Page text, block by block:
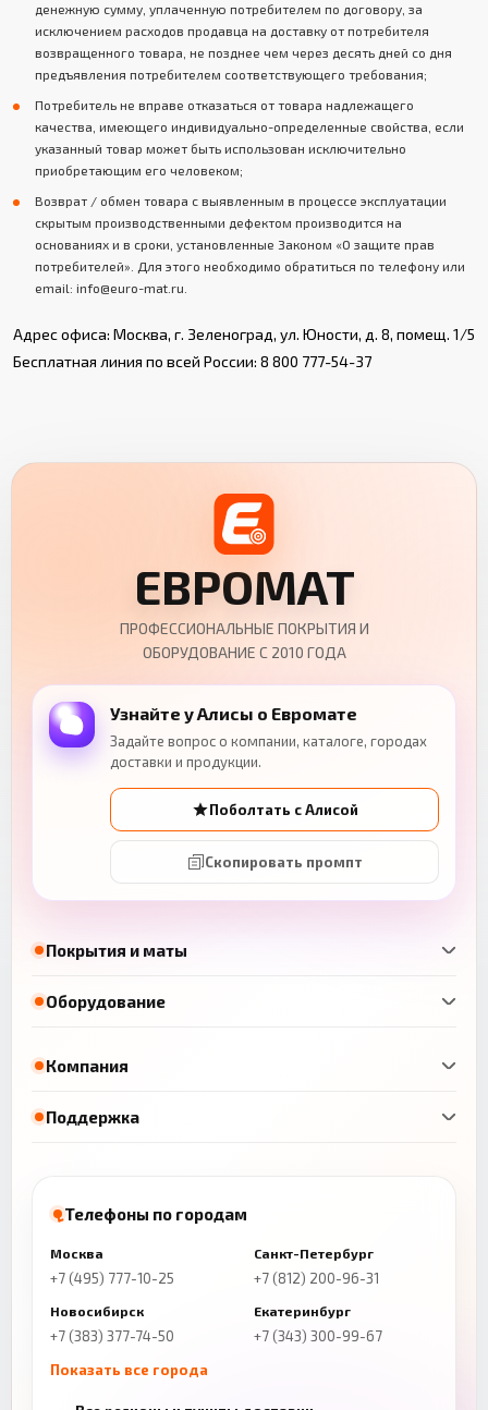
денежную сумму, уплаченную потребителем по договору, за
исключением расходов продавца на доставку от потребителя
возвращенного товара, не позднее чем через десять дней со дня
предъявления потребителем соответствующего требования;
Потребитель не вправе отказаться от товара надлежащего
качества, имеющего индивидуально-определенные свойства, если
указанный товар может быть использован исключительно
приобретающим его человеком;
Возврат / обмен товара с выявленным в процессе эксплуатации
скрытым производственными дефектом производится на
основаниях и в сроки, установленные Законом «О защите прав
потребителей». Для этого необходимо обратиться по телефону или
email: info@euro-mat.ru.
Адрес офиса: Москва, г. Зеленоград, ул. Юности, д. 8, помещ. 1/5
Бесплатная линия по всей России: 8 800 777-54-37
Покрытия и маты
Оборудование
ЕВРОМАТ
ПРОФЕССИОНАЛЬНЫЕ ПОКРЫТИЯ И
ОБОРУДОВАНИЕ С 2010 ГОДА
Узнайте у Алисы о Евромате
Задайте вопрос о компании, каталоге, городах
доставки и продукции.
Поболтать с Алисой
Скопировать промпт
Компания
Поддержка
Телефоны по городам
Москва
+7 (495) 777-10-25
Санкт-Петербург
+7 (812) 200-96-31
Новосибирск
+7 (383) 377-74-50
Екатеринбург
+7 (343) 300-99-67
Показать все города